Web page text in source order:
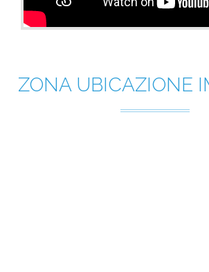
ZONA UBICAZIONE